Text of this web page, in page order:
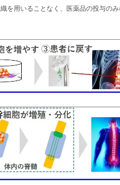
を用いることなく、医薬品の投与の